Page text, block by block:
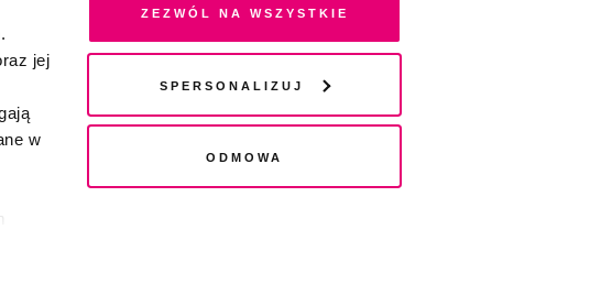
jej
w
Zezwól na wszystkie
Spersonalizuj
Odmowa
Dofinansowano ze środków Ministra Kultury i Dziedzictwa
Narodowego pochodzących z Funduszu Promocji Kultury –